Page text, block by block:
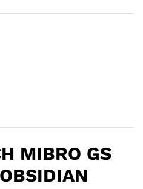
MIBRO GS